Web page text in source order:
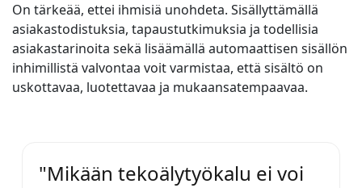
On tärkeää, ettei ihmisiä unohdeta. Sisällyttämällä
asiakastodistuksia, tapaustutkimuksia ja todellisia
asiakastarinoita sekä lisäämällä automaattisen sisällön
inhimillistä valvontaa voit varmistaa, että sisältö on
uskottavaa, luotettavaa ja mukaansatempaavaa.
"Mikään tekoälytyökalu ei voi